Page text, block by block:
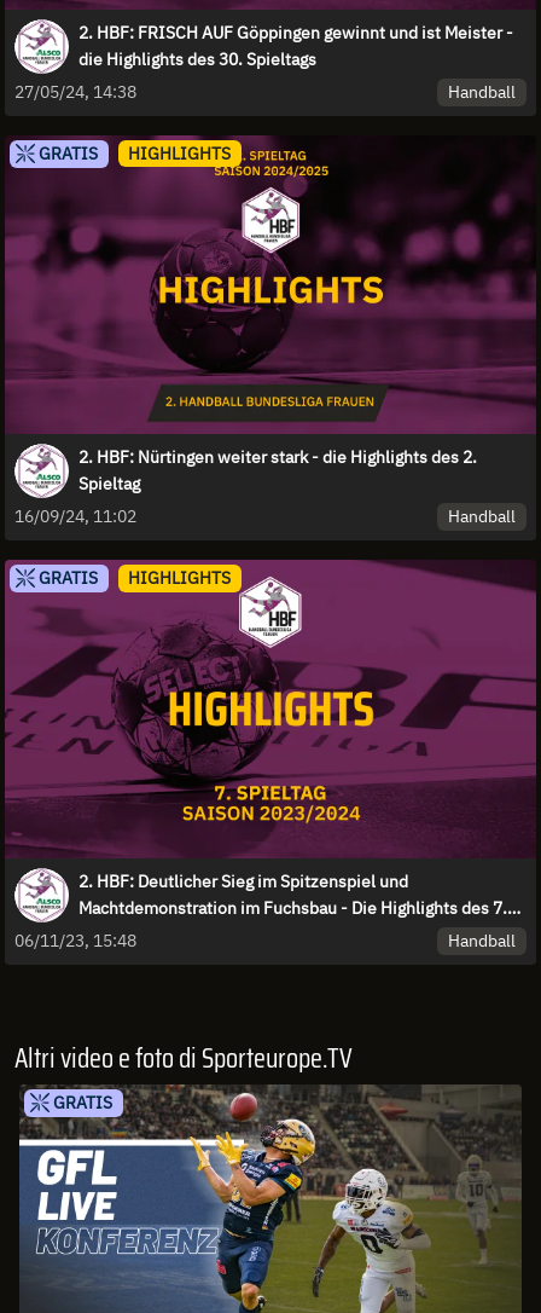
2. HBF: FRISCH AUF Göppingen gewinnt und ist Meister -
die Highlights des 30. Spieltags
27/05/24, 14:38
Handball
GRATIS HIGHLIGHTS
2. HBF: Nürtingen weiter stark - die Highlights des 2.
Spieltag
16/09/24, 11:02
Handball
GRATIS HIGHLIGHTS
2. HBF: Deutlicher Sieg im Spitzenspiel und
Machtdemonstration im Fuchsbau - Die Highlights des 7.
Spieltags
06/11/23, 15:48 Handball
Altri video e foto di Sporteurope.TV
GRATIS